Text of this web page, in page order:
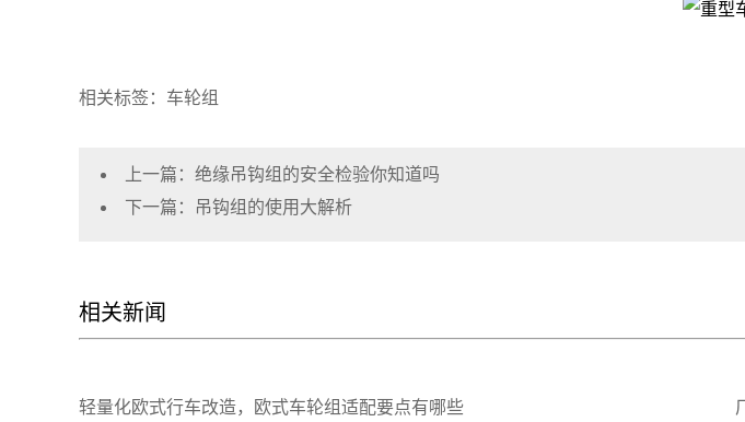
相关标签：车轮组
上一篇： 绝缘吊钩组的安全检验你知道吗
下一篇：
吊钩组的使用大解析
相关新闻
轻量化欧式行车改造，欧式车轮组适配要点有哪些